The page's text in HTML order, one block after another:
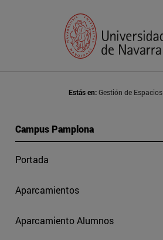
Estás en:Gestión de Espacios
Campus Pamplona
Portada
Aparcamientos
Aparcamiento Alumnos